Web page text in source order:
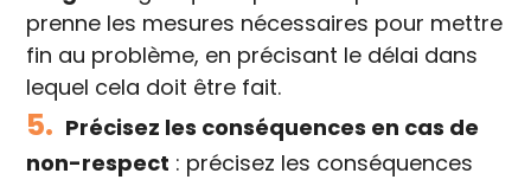
prenne les mesures nécessaires pour mettre
fin au problème, en précisant le délai dans
lequel cela doit être fait.
5. Précisez les conséquences en cas de
non-respect : précisez les conséquences